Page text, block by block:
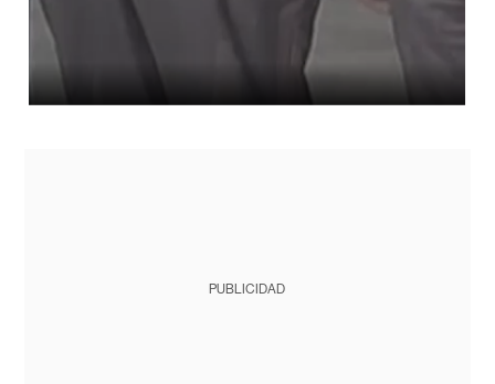
PUBLICIDAD